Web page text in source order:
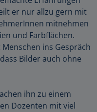
er nur allzu gern mit
mitnehmen
und Farbflächen.
ins Gespräch
Bilder auch ohne
ihn zu einem
Dozenten mit viel